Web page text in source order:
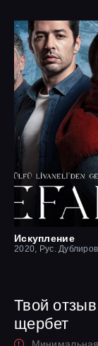
Искупление
2020, Рус.
Твой
щербет